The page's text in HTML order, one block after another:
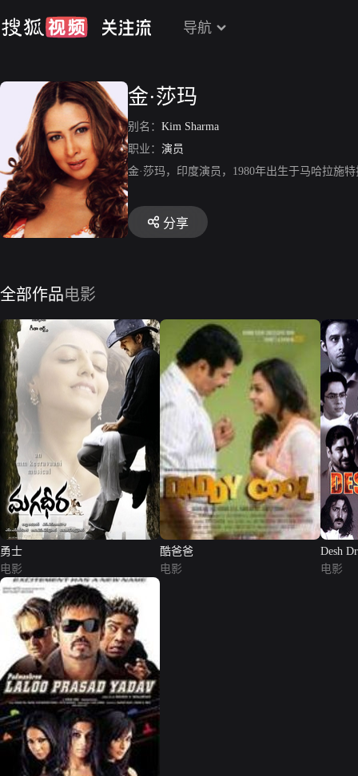
导航
金·莎玛
别名： Kim Sharma
职业： 演员
金·莎玛，印度演员，1980年出生于马哈拉施
分享
全部作品电影
勇士
电影
酷爸爸
电影
Desh
电影